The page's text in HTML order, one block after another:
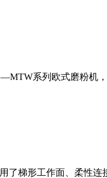
系列欧式磨粉机
梯形工作面、柔性